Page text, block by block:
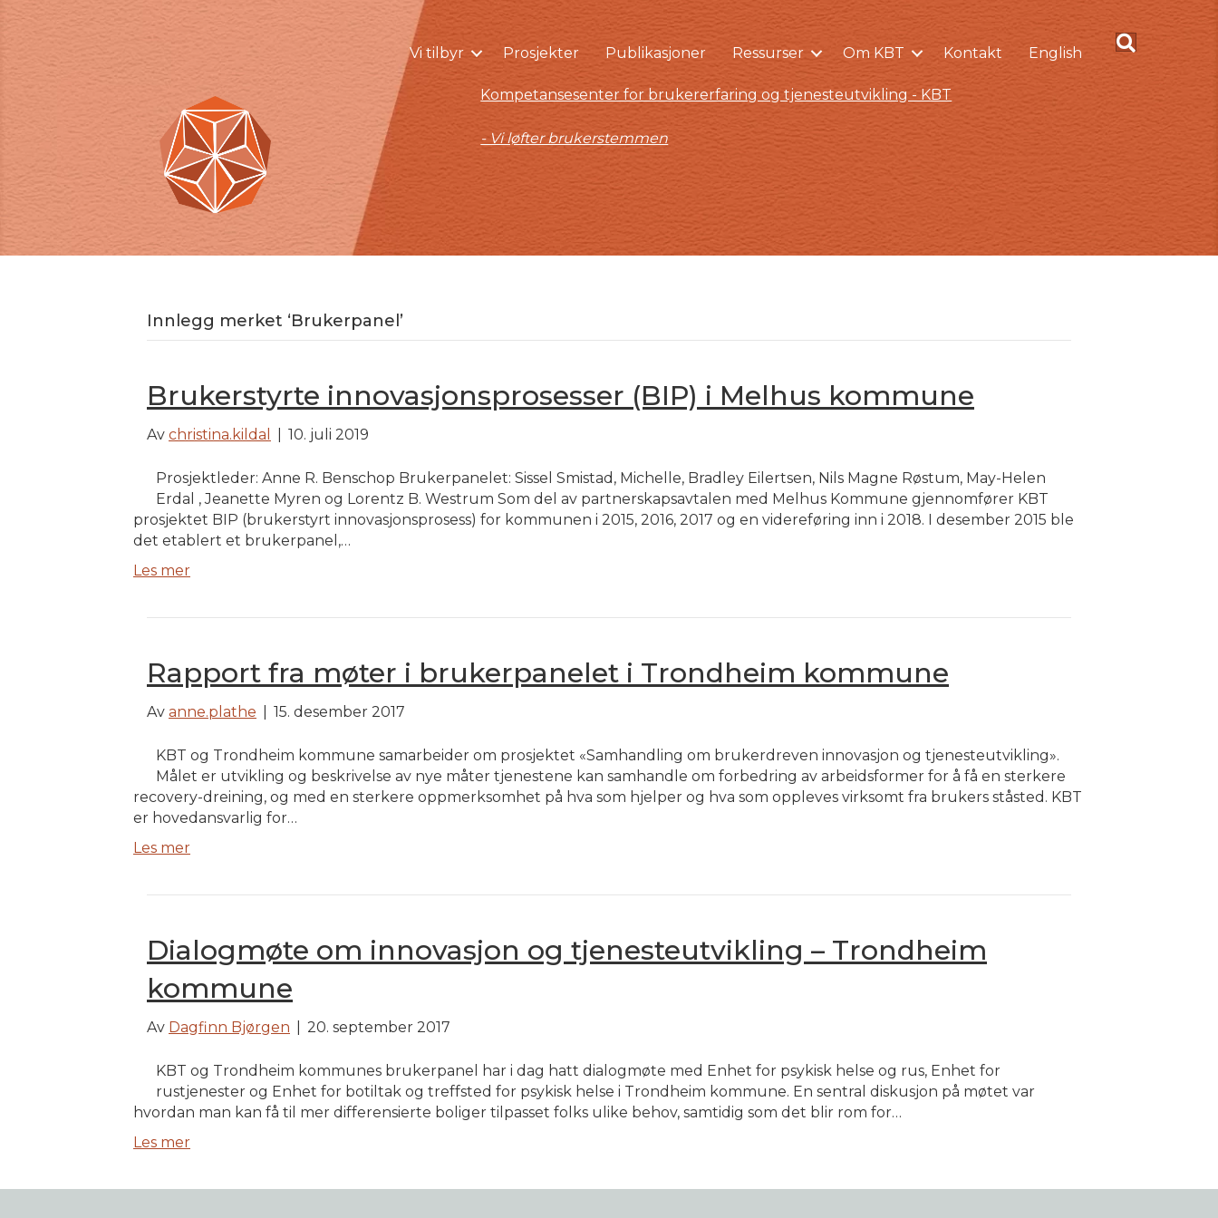
Vi tilbyr Prosjekter Publikasjoner Ressurser Om KBT Kontakt English
Kompetansesenter for brukererfaring og tjenesteutvikling - KBT
- Vi løfter brukerstemmen
Innlegg merket ‘Brukerpanel’
Brukerstyrte innovasjonsprosesser (BIP) i Melhus kommune
Av christina.kildal 10. juli 2019
Prosjektleder: Anne R. Benschop Brukerpanelet: Sissel Smistad, Michelle, Bradley Eilertsen, Nils Magne Røstum, May-Helen
Erdal , Jeanette Myren og Lorentz B. Westrum Som del av partnerskapsavtalen med Melhus Kommune gjennomfører KBT
prosjektet BIP (brukerstyrt innovasjonsprosess) for kommunen i 2015, 2016, 2017 og en videreføring inn i 2018. I desember 2015 ble
det etablert et brukerpanel,…
Les mer
Rapport fra møter i brukerpanelet i Trondheim kommune
Av anne.plathe 15. desember 2017
KBT og Trondheim kommune samarbeider om prosjektet «Samhandling om brukerdreven innovasjon og tjenesteutvikling».
Målet er utvikling og beskrivelse av nye måter tjenestene kan samhandle om forbedring av arbeidsformer for å få en sterkere
recovery-dreining, og med en sterkere oppmerksomhet på hva som hjelper og hva som oppleves virksomt fra brukers ståsted. KBT
er hovedansvarlig for…
Les mer
Dialogmøte om innovasjon og tjenesteutvikling – Trondheim
kommune
Av Dagfinn Bjørgen 20. september 2017
KBT og Trondheim kommunes brukerpanel har i dag hatt dialogmøte med Enhet for psykisk helse og rus, Enhet for
rustjenester og Enhet for botiltak og treffsted for psykisk helse i Trondheim kommune. En sentral diskusjon på møtet var
hvordan man kan få til mer differensierte boliger tilpasset folks ulike behov, samtidig som det blir rom for…
Les mer